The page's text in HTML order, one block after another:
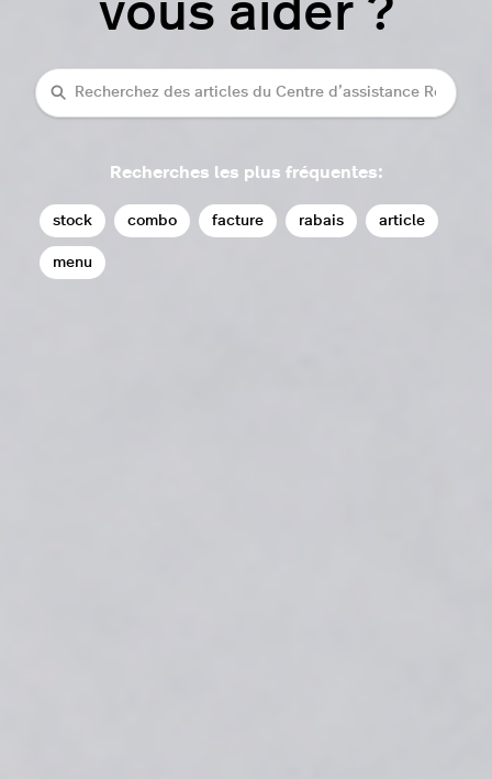
vous aider ?
Recherche
Recherches les plus fréquentes:
stock combo facture rabais article
menu